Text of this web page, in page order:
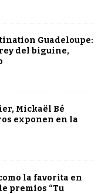
Guadeloupe:
del biguine,
Mickaël Bé
exponen en la
la favorita en
premios “Tu